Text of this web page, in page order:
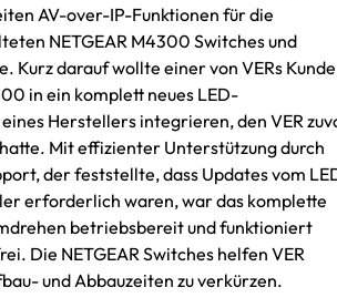
AV-over-IP-Funktionen für die
NETGEAR M4300 Switches und
Kurz darauf wollte einer von VERs
in ein komplett neues LED-
Herstellers integrieren, den VER
Mit effizienter Unterstützung durch
der feststellte, dass Updates vom
erforderlich waren, war das komplette
betriebsbereit und funktioniert
Die NETGEAR Switches helfen VER
und Abbauzeiten zu verkürzen.